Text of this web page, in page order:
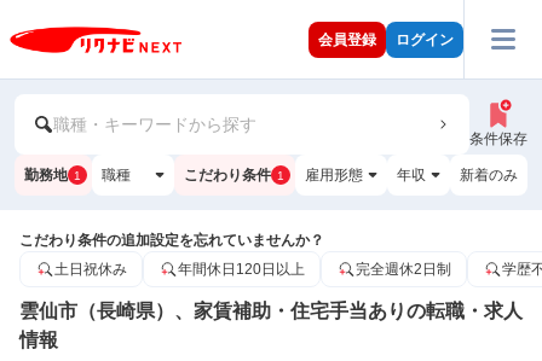
会員登録 ログイン
職種・キーワードから探す
条件保存
勤務地 1 職種 こだわり条件 1 雇用形態 年収 新着のみ
こだわり条件の追加設定を忘れていませんか？
土日祝休み
年間休日120日以上 完全週休2日制 学歴
雲仙市（長崎県）、家賃補助・住宅手当ありの転職・求人
情報